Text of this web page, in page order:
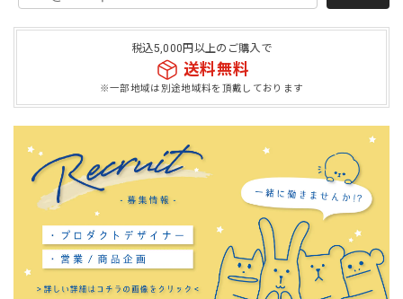
税込5,000円以上のご購入で
送料無料
※一部地域は別途地域料を頂戴しております